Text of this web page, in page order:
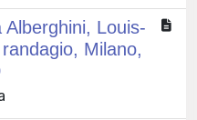
Louis-
Milano,